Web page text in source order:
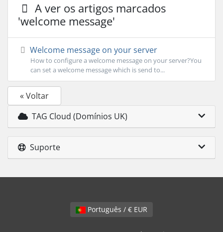
A ver os artigos marcados
'welcome message'
Welcome message on your server
How to configure a welcome message on your server?You
can set a welcome message which is send to...
« Voltar
TAG Cloud (Domínios UK)
Suporte
Português / € EUR